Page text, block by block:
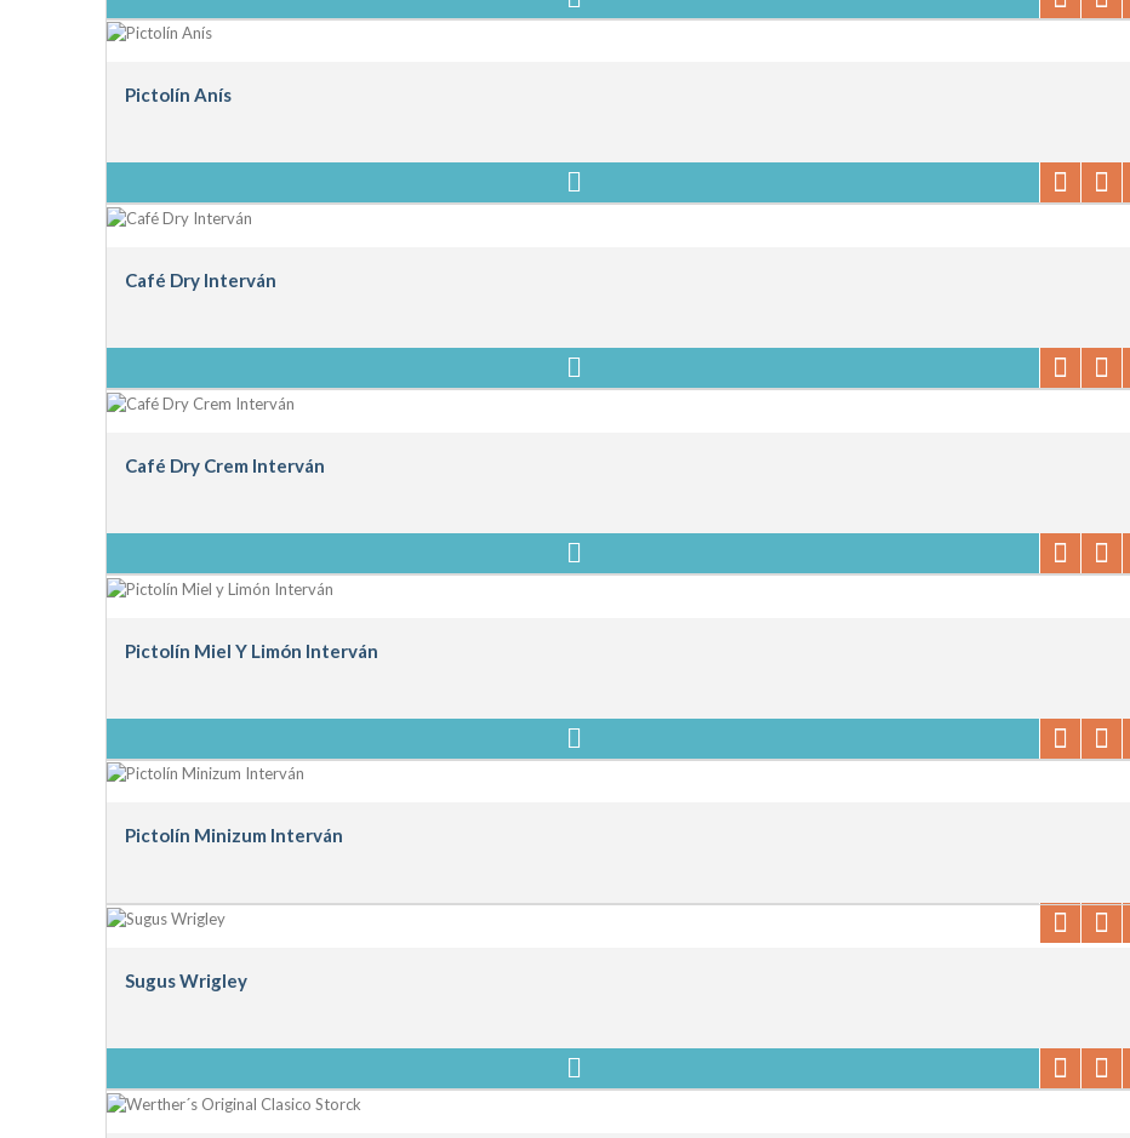
Pictolín Anís
Café Dry Interván
Café Dry Crem Interván
Pictolín Miel Y Limón Interván
Pictolín Minizum Interván
Sugus Wrigley